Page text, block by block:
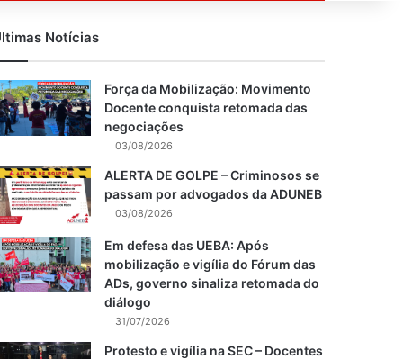
Notícias
Força da Mobilização: Movimento
Docente conquista retomada das
negociações
03/08/2026
ALERTA DE GOLPE – Criminosos se
passam por advogados da ADUNEB
03/08/2026
Em defesa das UEBA: Após
mobilização e vigília do Fórum das
ADs, governo sinaliza retomada do
diálogo
31/07/2026
Protesto e vigília na SEC – Docentes